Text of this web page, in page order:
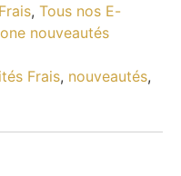
, Tous nos E-
nouveautés
Frais, nouveautés,